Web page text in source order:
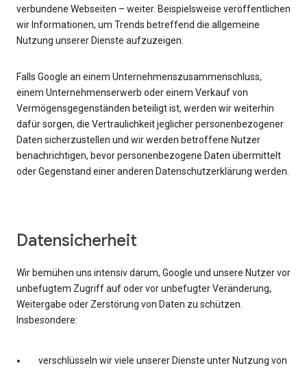
verbundene Webseiten – weiter. Beispielsweise veröffentlichen
wir Informationen, um Trends betreffend die allgemeine
Nutzung unserer Dienste aufzuzeigen.
Falls Google an einem Unternehmenszusammenschluss,
einem Unternehmenserwerb oder einem Verkauf von
Vermögensgegenständen beteiligt ist, werden wir weiterhin
dafür sorgen, die Vertraulichkeit jeglicher personenbezogener
Daten sicherzustellen und wir werden betroffene Nutzer
benachrichtigen, bevor personenbezogene Daten übermittelt
oder Gegenstand einer anderen Datenschutzerklärung werden.
Datensicherheit
Wir bemühen uns intensiv darum, Google und unsere Nutzer vor
unbefugtem Zugriff auf oder vor unbefugter Veränderung,
Weitergabe oder Zerstörung von Daten zu schützen.
Insbesondere:
verschlüsseln wir viele unserer Dienste unter Nutzung von